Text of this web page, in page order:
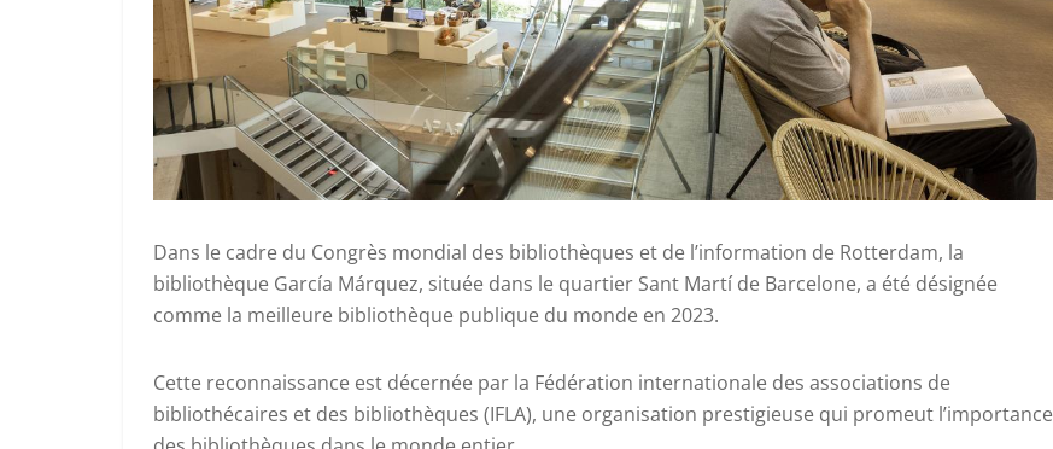
Dans le cadre du Congrès mondial des bibliothèques et de l’information de Rotterdam, la
bibliothèque García Márquez, située dans le quartier Sant Martí de Barcelone, a été désignée
comme la meilleure bibliothèque publique du monde en 2023.
Cette reconnaissance est décernée par la Fédération internationale des associations de
bibliothécaires et des bibliothèques (IFLA), une organisation prestigieuse qui promeut l’importance